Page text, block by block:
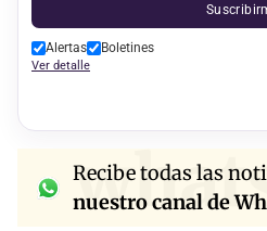
Alertas Boletines
Ver detalle
Recibe todas las
nuestro canal de